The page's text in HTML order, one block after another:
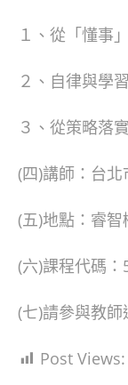
１、從「懂
２、自律與學
３、從策略落
(四)講師：台
(五)地點：睿
(六)課程代碼：
(七)請參與教
Post Views: